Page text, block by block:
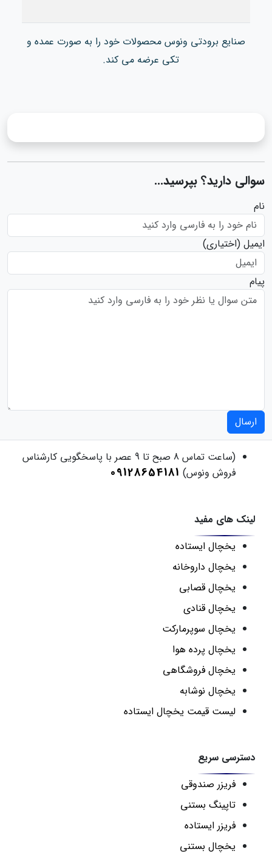
صنایع برودتی ونوس محصولات خود را به صورت عمده و
تکی عرضه می کند.
سوالی دارید؟ بپرسید...
نام
ایمیل (اختیاری)
پیام
ارسال
(ساعت تماس 8 صبح تا 9 عصر با پاسخگویی کارشناس
فروش ونوس) 09128654181
لینک های مفید
یخچال ایستاده
یخچال داروخانه
یخچال قصابی
یخچال قنادی
یخچال سوپرمارکت
یخچال پرده هوا
یخچال فروشگاهی
یخچال نوشابه
لیست قیمت یخچال ایستاده
دسترسی سریع
فریزر صندوقی
تاپینگ بستنی
فریزر ایستاده
یخچال بستنی